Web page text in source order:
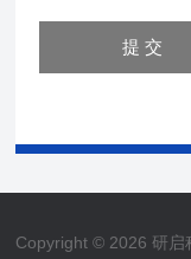
Copyright © 2026 研